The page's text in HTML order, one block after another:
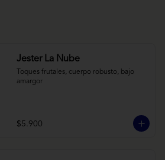
Jester La Nube
Toques frutales, cuerpo robusto, bajo
amargor
$5.900